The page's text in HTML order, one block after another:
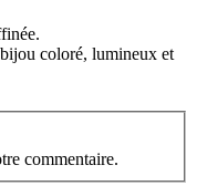
coloré, lumineux et
commentaire.